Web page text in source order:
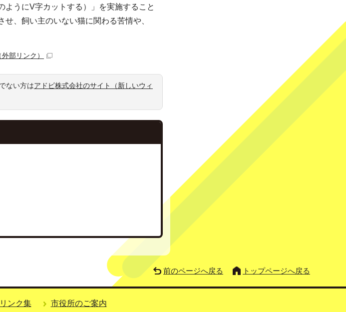
うにV字カットする）」を実施すること
、飼い主のいない猫に関わる苦情や、
外部リンク）
ない方はアドビ株式会社のサイト（新しいウィ
前のページへ戻る トップページへ戻る
リンク集 市役所のご案内